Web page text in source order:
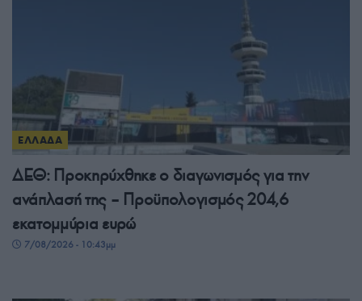
ΕΛΛΑΔΑ
ΔΕΘ: Προκηρύχθηκε ο διαγωνισμός για την
ανάπλασή της – Προϋπολογισμός 204,6
εκατομμύρια ευρώ
7/08/2026 - 10:43μμ